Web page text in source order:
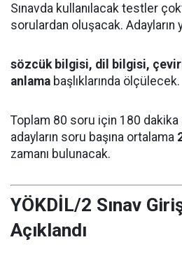
Sınavda kullanılacak testler
sorulardan oluşacak. Adayların
sözcük bilgisi, dil bilgisi,
anlama başlıklarında ölçülecek.
Toplam 80 soru için 180
adayların soru başına ortalama
zamanı bulunacak.
YÖKDİL/2 Sınav
Açıklandı